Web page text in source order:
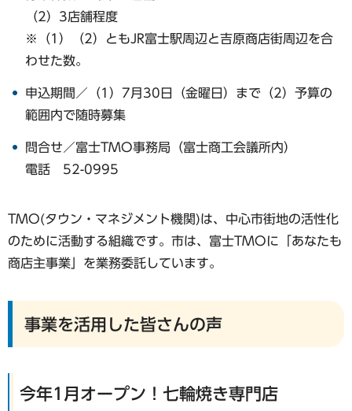
（2）3店舗程度
※（1）（2）ともJR富士駅周辺と吉原商店街周辺を合
わせた数。
申込期間／（1）7月30日（金曜日）まで（2）予算の
範囲内で随時募集
問合せ／富士TMO事務局（富士商工会議所内）
電話 52-0995
TMO(タウン・マネジメント機関)は、中心市街地の活性化
のために活動する組織です。市は、富士TMOに「あなたも
商店主事業」を業務委託しています。
事業を活用した皆さんの声
今年1月オープン！七輪焼き専門店